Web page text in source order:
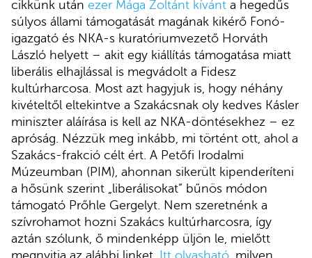
cikkünk után ezer Mága Zoltánt kívánt a hegedűs
súlyos állami támogatását magának kikérő Fonó-
igazgató és NKA-s kuratóriumvezető Horváth
László helyett – akit egy kiállítás támogatása miatt
liberális elhajlással is megvádolt a Fidesz
kultúrharcosa. Most azt hagyjuk is, hogy néhány
kivételtől eltekintve a Szakácsnak oly kedves Kásler
miniszter aláírása is kell az NKA-döntésekhez – ez
apróság. Nézzük meg inkább, mi történt ott, ahol a
Szakács-frakció célt ért. A Petőfi Irodalmi
Múzeumban (PIM), ahonnan sikerült kipenderíteni
a hősünk szerint „liberálisokat” bűnös módon
támogató Prőhle Gergelyt. Nem szeretnénk a
szívrohamot hozni Szakács kultúrharcosra, így
aztán szólunk, ő mindenképp üljön le, mielőtt